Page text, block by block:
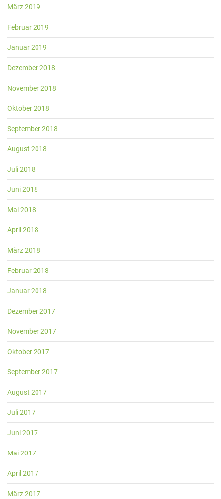
März 2019
Februar 2019
Januar 2019
Dezember 2018
November 2018
Oktober 2018
September 2018
August 2018
Juli 2018
Juni 2018
Mai 2018
April 2018
März 2018
Februar 2018
Januar 2018
Dezember 2017
November 2017
Oktober 2017
September 2017
August 2017
Juli 2017
Juni 2017
Mai 2017
April 2017
März 2017